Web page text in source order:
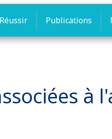
Publications
à